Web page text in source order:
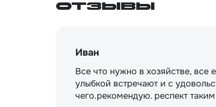
Отзывы
Иван
Все что нужно в хозяйстве, все
улыбкой встречают и с
чего.рекомендую. респект